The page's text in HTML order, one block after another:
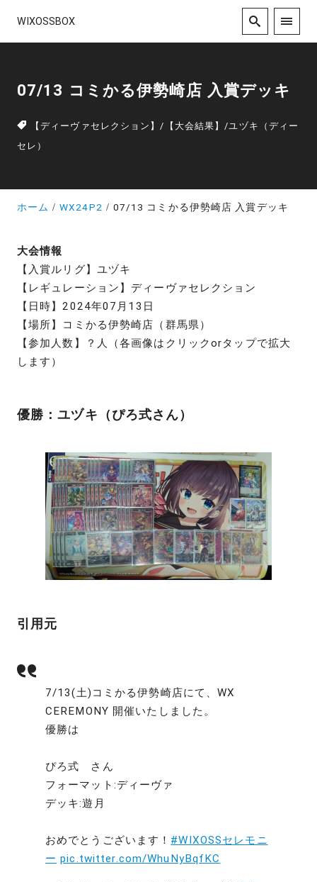
WIXOSSBOX
07/13 コミかる伊勢崎店 入賞デッキ
【ディーヴァセレクション】/ 【大会結果】/ユヅキ（ディー
セレ）
ホーム WX24P2 07/13 コミかる伊勢崎店 入賞デッキ
大会情報
【入賞ルリグ】ユヅキ
【レギュレーション】ディーヴァセレクション
【日時】2024年07月13日
【場所】コミかる伊勢崎店（群馬県）
【参加人数】？人（各画像はクリックorタップで拡大
します）
優勝：ユヅキ（ぴろ式さん）
引用元
7/13(土)コミかる伊勢崎店にて、WX
CEREMONY 開催いたしました。
優勝は
ぴろ式 さん
フォーマット:ディーヴァ
デッキ:遊月
おめでとうございます！ #WIXOSSセレモニ
ー pic.twitter.com/WhuNyBqfKC